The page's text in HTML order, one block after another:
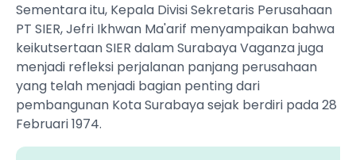
Sementara itu, Kepala Divisi Sekretaris Perusahaan
PT SIER, Jefri Ikhwan Ma'arif menyampaikan bahwa
keikutsertaan SIER dalam Surabaya Vaganza juga
menjadi refleksi perjalanan panjang perusahaan
yang telah menjadi bagian penting dari
pembangunan Kota Surabaya sejak berdiri pada 28
Februari 1974.